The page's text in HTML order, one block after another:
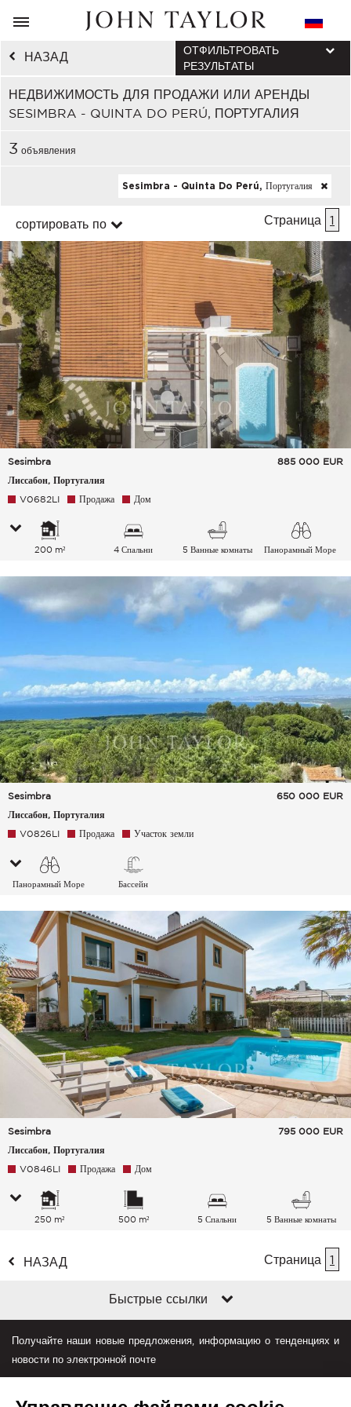
НАЗАД
НЕДВИЖИМОСТЬ ДЛЯ ПРОДАЖИ ИЛИ АРЕНДЫ
SESIMBRA - QUINTA DO PERÚ, ПОРТУГАЛИЯ
ОТФИЛЬТРОВАТЬ
РЕЗУЛЬТАТЫ
3 объявления
Sesimbra - Quinta Do Perú, Португалия
сортировать по Страница 1
Sesimbra
Лиссабон, Португалия
885 000 EUR
V0682LI Продажа Дом
200 m² 4 Спальни 5 Ванные комнаты Панорамный Море
Sesimbra
Лиссабон, Португалия
650 000 EUR
V0826LI Продажа Участок земли
Панорамный Море Бассейн
Sesimbra
Лиссабон, Португалия
795 000 EUR
V0846LI Продажа Дом
250 m² 500 m² 5 Спальни 5 Ванные комнаты
НАЗАД Страница 1
Быстрые ссылки
Получайте наши новые предложения, информацию о тенденциях и
новости по электронной почте